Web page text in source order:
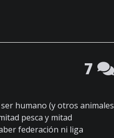
7
humano (y otros animales
pesca y mitad
federación ni liga